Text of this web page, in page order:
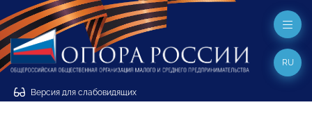
Версия для слабовидящих
RU